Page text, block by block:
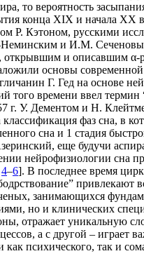
то вероятность
конца XIX и начала XX
Р. Кэтоном, русскими
и И.М.
открывшим и описавшим α-
основы
Г. Гед на основе
того времени ввел термин
г. У. Дементом и Н.
фаз сна, в
сна и 1 стадия
еще будучи
нейрофизиологии сна
4–6]. В последнее время
привлекают
занимающихся
но и клинических
отражает уникальную
а с другой – играет
как психического, так и